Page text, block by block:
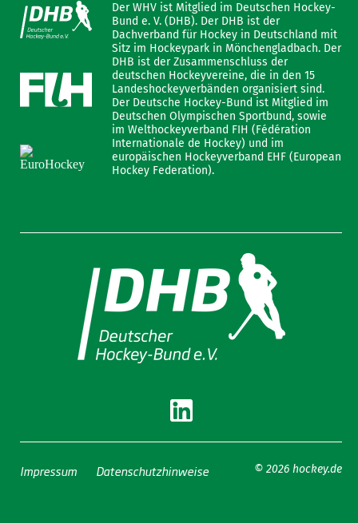
Der WHV ist Mitglied im Deutschen Hockey-
Bund e. V. (DHB). Der DHB ist der
Dachverband für Hockey in Deutschland mit
Sitz im Hockeypark in Mönchengladbach. Der
DHB ist der Zusammenschluss der
deutschen Hockeyvereine, die in den 15
Landeshockeyverbänden organisiert sind.
Der Deutsche Hockey-Bund ist Mitglied im
Deutschen Olympischen Sportbund, sowie
im Welthockeyverband FIH (Fédération
Internationale de Hockey) und im
europäischen Hockeyverband EHF (European
Hockey Federation).
Impressum Datenschutzhinweise © 2026 hockey.de